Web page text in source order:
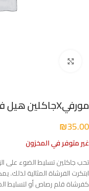
مورفيXجاكلين هيل فرشاة هايلايتر مدمع العين JH39
₪35.00
غير متوفر في المخزون
تحب جاكلين تسليط الضوء على
ابتكرت الفرشاة المثالية
كفرشاة قلم رصاص أو لتسليط